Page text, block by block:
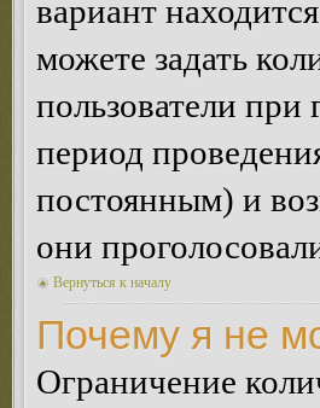
вариант
можете задать
пользователи
период
постоянным) и
они
Вернуться к началу
Почему я не
Ограничение